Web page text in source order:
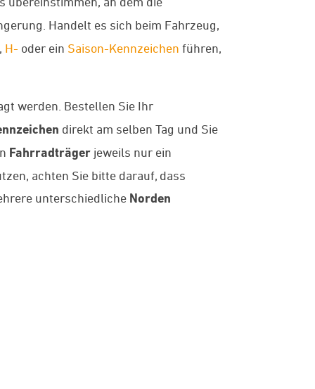
Handelt es sich beim Fahrzeug,
H- oder ein Saison-Kennzeichen führen,
werden. Bestellen Sie Ihr
direkt am selben Tag und Sie
Fahrradträger jeweils nur ein
achten Sie bitte darauf, dass
unterschiedliche Norden